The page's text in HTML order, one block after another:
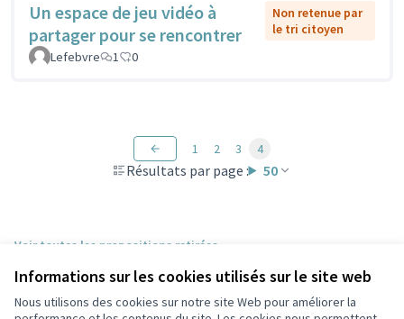
Informations sur les cookies utilisés sur le site web
Nous utilisons des cookies sur notre site Web pour améliorer la
Un espace de jeu vidéo à
partager pour se rencontrer
Non retenue par
le tri citoyen
Lefebvre
1 0
Résultats par page : 50
1 2 3 4
Voir toutes les propositions retirées
Conditions d'utilisation